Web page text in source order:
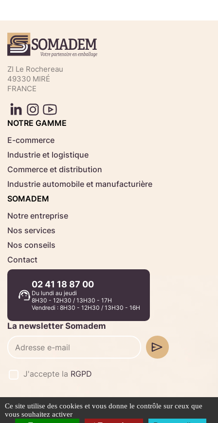
commande rapide
Aucun fichier
Télécharger
ZI Le Rochereau
49330 MIRÉ
FRANCE
NOTRE GAMME
E-commerce
Industrie et logistique
Commerce et distribution
Industrie automobile et manufacturière
SOMADEM
Notre entreprise
Nos services
Nos conseils
Contact
02 41 18 87 00
Du lundi au jeudi
8H30 - 12H30 / 13H30 - 17H
Vendredi : 8H30 - 12H30 / 13H30 - 16H
La newsletter Somadem
J'accepte la RGPD
©2026 -Stafe.fr
Mentions légales
Politique de confidentialité
Ce site utilise des cookies et vous donne le contrôle sur ceux que
vous souhaitez activer